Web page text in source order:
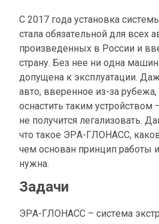
С 2017 года установка
стала обязательной для всех
произведенных в России и
страну. Без нее ни одна
допущена к эксплуатации.
авто, вверенное из-за
оснастить таким
не получится легализовать.
что такое ЭРА-ГЛОНАСС,
чем основан принцип работы
нужна.
Задачи
ЭРА-ГЛОНАСС – система